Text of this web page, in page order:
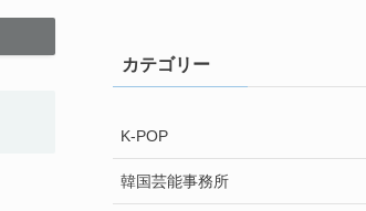
カテゴリー
K-POP
韓国芸能事務所